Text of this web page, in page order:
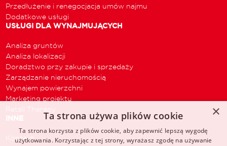
Przedłużenie i renegocjacja umów najmu
Dodatkowe usługi
USŁUGI DLA WYNAJMUJĄCYCH
Analiza gruntów
Analiza lokalizacji
Doradztwo przy zakupie i sprzedaży
Zarządzanie nieruchomością
Wynajem powierzchni
Marketing projektu
Retail Therapy
INNE
Kontakt
×
Ta strona używa plików cookie
Ta strona korzysta z plików cookie, aby zapewnić lepszą wygodę
użytkowania. Korzystając z tej strony, wyrażasz zgodę na używanie